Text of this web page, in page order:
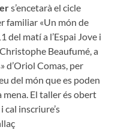
s’encetarà el cicle
familiar «Un món de
del matí a l’Espai Jove i
Beaufumé, a
d’Oriol Comas, per
del món que es poden
El taller és obert
inscriure’s